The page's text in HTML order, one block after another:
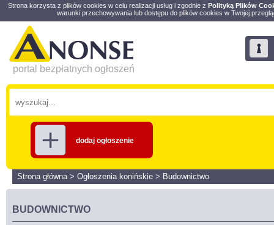
Strona korzysta z plików cookies w celu realizacji usług i zgodnie z Polityką Plików
warunki przechowywania lub dostępu do plików cookies w Twojej
portal bezpłatnych ogłoszeń
dodaj ogłoszenie
Strona główna> Ogłoszenia konińskie > Budownictwo
BUDOWNICTWO